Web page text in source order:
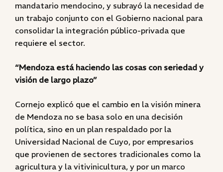
mandatario mendocino, y subrayó la necesidad de
un trabajo conjunto con el Gobierno nacional para
consolidar la integración público-privada que
requiere el sector.
“Mendoza está haciendo las cosas con seriedad y
visión de largo plazo”
Cornejo explicó que el cambio en la visión minera
de Mendoza no se basa solo en una decisión
política, sino en un plan respaldado por la
Universidad Nacional de Cuyo, por empresarios
que provienen de sectores tradicionales como la
agricultura y la vitivinicultura, y por un marco